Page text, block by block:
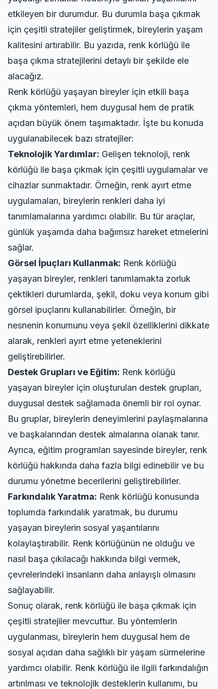
etkileyen bir durumdur. Bu durumla başa çıkmak
için çeşitli stratejiler geliştirmek, bireylerin yaşam
kalitesini artırabilir. Bu yazıda, renk körlüğü ile
başa çıkma stratejilerini detaylı bir şekilde ele
alacağız.
Renk körlüğü yaşayan bireyler için etkili başa
çıkma yöntemleri, hem duygusal hem de pratik
açıdan büyük önem taşımaktadır. İşte bu konuda
uygulanabilecek bazı stratejiler:
Teknolojik Yardımlar: Gelişen teknoloji, renk
körlüğü ile başa çıkmak için çeşitli uygulamalar ve
cihazlar sunmaktadır. Örneğin, renk ayırt etme
uygulamaları, bireylerin renkleri daha iyi
tanımlamalarına yardımcı olabilir. Bu tür araçlar,
günlük yaşamda daha bağımsız hareket etmelerini
sağlar.
Görsel İpuçları Kullanmak: Renk körlüğü
yaşayan bireyler, renkleri tanımlamakta zorluk
çektikleri durumlarda, şekil, doku veya konum gibi
görsel ipuçlarını kullanabilirler. Örneğin, bir
nesnenin konumunu veya şekil özelliklerini dikkate
alarak, renkleri ayırt etme yeteneklerini
geliştirebilirler.
Destek Grupları ve Eğitim: Renk körlüğü
yaşayan bireyler için oluşturulan destek grupları,
duygusal destek sağlamada önemli bir rol oynar.
Bu gruplar, bireylerin deneyimlerini paylaşmalarına
ve başkalarından destek almalarına olanak tanır.
Ayrıca, eğitim programları sayesinde bireyler, renk
körlüğü hakkında daha fazla bilgi edinebilir ve bu
durumu yönetme becerilerini geliştirebilirler.
Farkındalık Yaratma: Renk körlüğü konusunda
toplumda farkındalık yaratmak, bu durumu
yaşayan bireylerin sosyal yaşantılarını
kolaylaştırabilir. Renk körlüğünün ne olduğu ve
nasıl başa çıkılacağı hakkında bilgi vermek,
çevrelerindeki insanların daha anlayışlı olmasını
sağlayabilir.
Sonuç olarak, renk körlüğü ile başa çıkmak için
çeşitli stratejiler mevcuttur. Bu yöntemlerin
uygulanması, bireylerin hem duygusal hem de
sosyal açıdan daha sağlıklı bir yaşam sürmelerine
yardımcı olabilir. Renk körlüğü ile ilgili farkındalığın
artırılması ve teknolojik desteklerin kullanımı, bu